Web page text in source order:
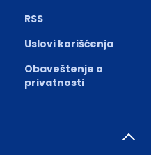
RSS
Uslovi korišćenja
Obaveštenje o
privatnosti